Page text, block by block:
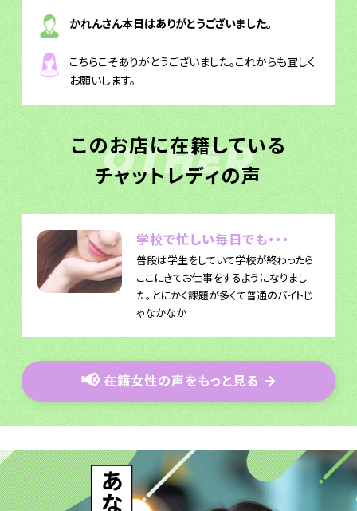
かれんさん本日はありがとうございました。
こちらこそありがとうございました。これからも宜しく
お願いします。
このお店に在籍している
チャットレディの声
OTHER
学校で忙しい毎日でも・・・
普段は学生をしていて学校が終わったら
ここにきてお仕事をするようになりまし
た。とにかく課題が多くて普通のバイトじ
ゃなかなか
📢 在籍女性の声をもっと見る →